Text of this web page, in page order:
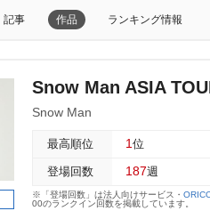
記事 作品 ランキング情報
Snow Man ASIA
Snow Man
最高順位 1 位
登場回数 187週
※「登場回数」は法人向けサービス・
00のランクイン回数を掲載しています。